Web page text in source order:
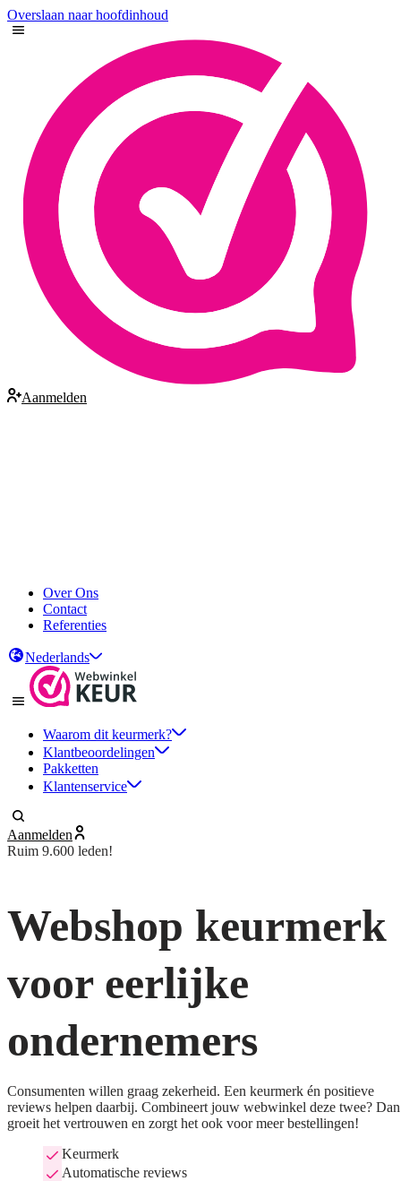
Overslaan naar hoofdinhoud
Aanmelden
Over Ons
Contact
Referenties
Nederlands
Waarom dit keurmerk?
Klantbeoordelingen
Pakketten
Klantenservice
Aanmelden
Ruim 9.600 leden!
Webshop keurmerk
voor eerlijke
ondernemers
Consumenten willen graag zekerheid. Een keurmerk én positieve
reviews helpen daarbij. Combineert jouw webwinkel deze twee? Dan
groeit het vertrouwen en zorgt het ook voor meer bestellingen!
Keurmerk
Automatische reviews